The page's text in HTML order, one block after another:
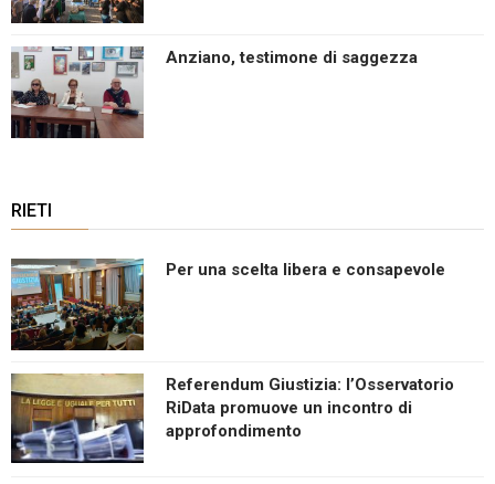
Anziano, testimone di saggezza
RIETI
Per una scelta libera e consapevole
Referendum Giustizia: l’Osservatorio
RiData promuove un incontro di
approfondimento